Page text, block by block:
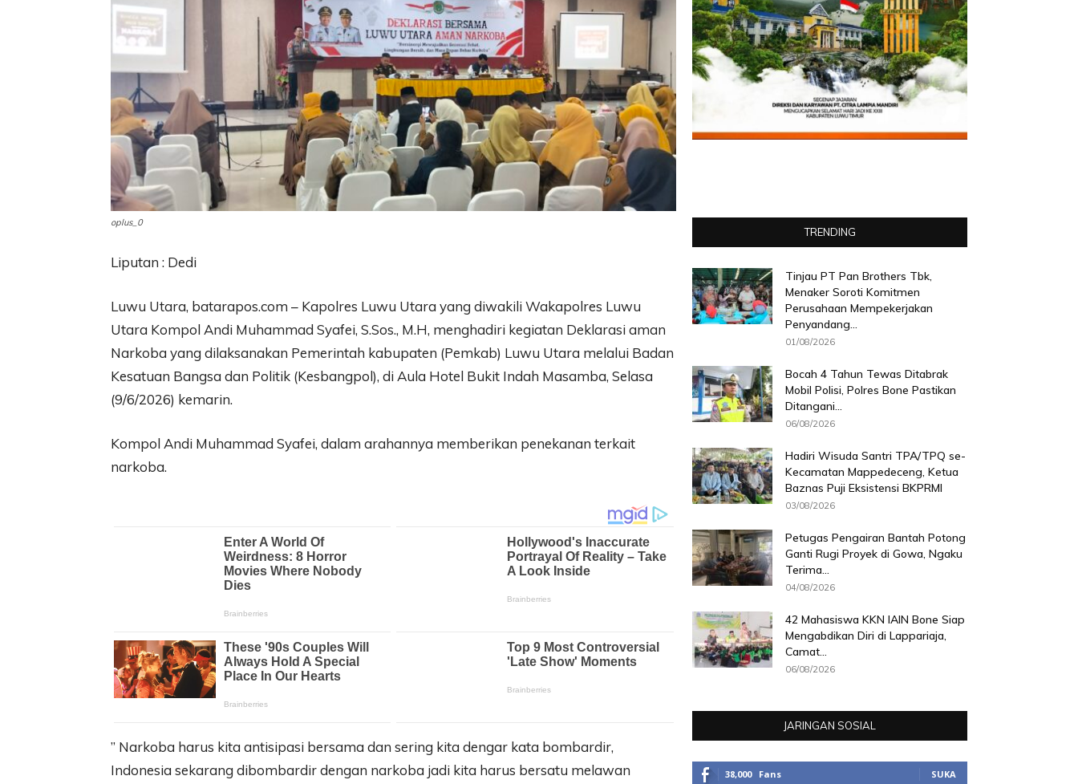
oplus_0
Liputan : Dedi
Luwu Utara, batarapos.com – Kapolres Luwu Utara yang diwakili Wakapolres Luwu
Utara Kompol Andi Muhammad Syafei, S.Sos., M.H, menghadiri kegiatan Deklarasi aman
Narkoba yang dilaksanakan Pemerintah kabupaten (Pemkab) Luwu Utara melalui Badan
Kesatuan Bangsa dan Politik (Kesbangpol), di Aula Hotel Bukit Indah Masamba, Selasa
(9/6/2026) kemarin.
Kompol Andi Muhammad Syafei, dalam arahannya memberikan penekanan terkait
narkoba.
” Narkoba harus kita antisipasi bersama dan sering kita dengar kata bombardir,
Indonesia sekarang dibombardir dengan narkoba jadi kita harus bersatu melawan
TRENDING
Tinjau PT Pan Brothers Tbk,
Menaker Soroti Komitmen
Perusahaan Mempekerjakan
Penyandang...
01/08/2026
Bocah 4 Tahun Tewas Ditabrak
Mobil Polisi, Polres Bone Pastikan
Ditangani...
06/08/2026
Hadiri Wisuda Santri TPA/TPQ se-
Kecamatan Mappedeceng, Ketua
Baznas Puji Eksistensi BKPRMI
03/08/2026
Petugas Pengairan Bantah Potong
Ganti Rugi Proyek di Gowa, Ngaku
Terima...
04/08/2026
42 Mahasiswa KKN IAIN Bone Siap
Mengabdikan Diri di Lappariaja,
Camat...
06/08/2026
JARINGAN SOSIAL
38,000 Fans SUKA